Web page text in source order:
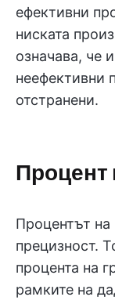
ефективни
ниската
означава, че
неефективни
отстранени.
Процент
Процентът на
прецизност.
процента на
рамките на